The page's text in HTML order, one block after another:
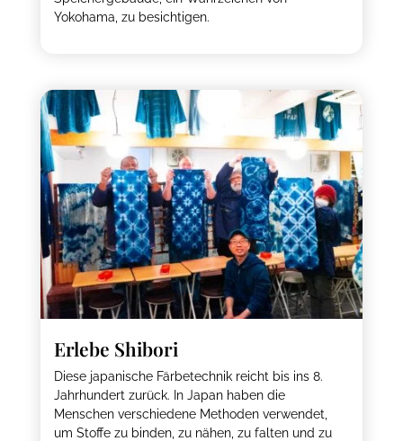
Yokohama, zu besichtigen.
Erlebe Shibori
Diese japanische Färbetechnik reicht bis ins 8.
Jahrhundert zurück. In Japan haben die
Menschen verschiedene Methoden verwendet,
um Stoffe zu binden, zu nähen, zu falten und zu